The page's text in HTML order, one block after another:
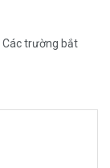
Các trường bắt